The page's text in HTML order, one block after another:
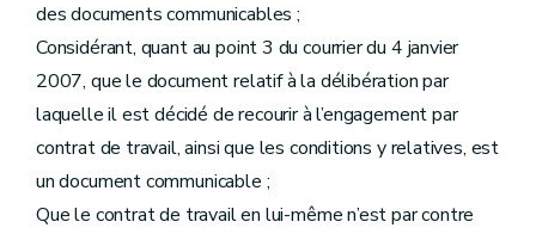
des documents communicables ;
Considérant, quant au point 3 du courrier du 4 janvier
2007, que le document relatif à la délibération par
laquelle il est décidé de recourir à l’engagement par
contrat de travail, ainsi que les conditions y relatives, est
un document communicable ;
Que le contrat de travail en lui-même n’est par contre